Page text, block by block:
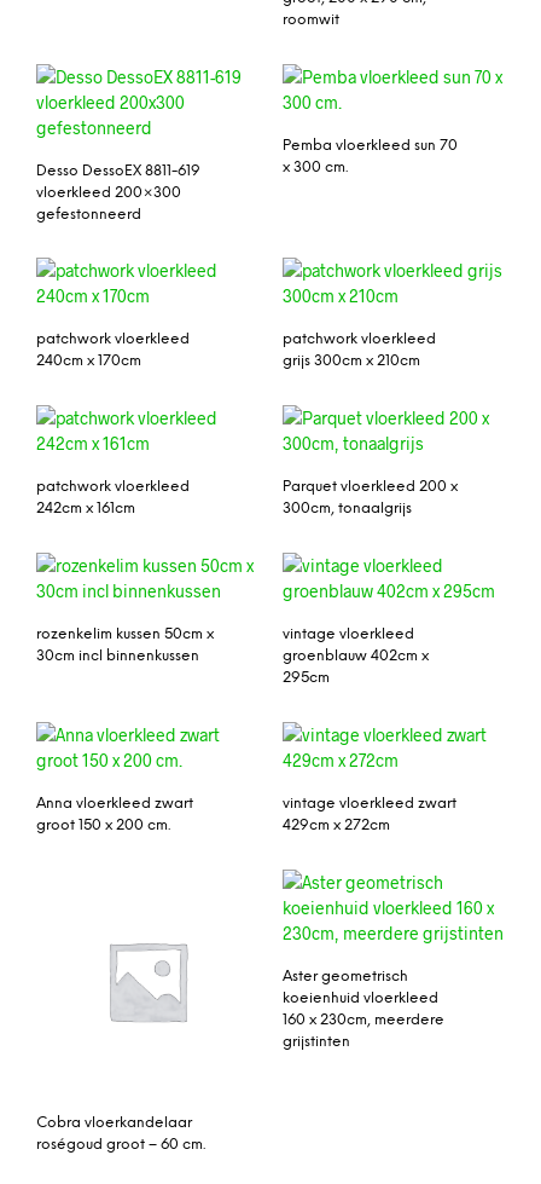
roomwit
Desso DessoEX 8811-619
vloerkleed 200×300
gefestonneerd
Pemba vloerkleed sun 70
x 300 cm.
patchwork vloerkleed
240cm x 170cm
patchwork vloerkleed
grijs 300cm x 210cm
patchwork vloerkleed
242cm x 161cm
Parquet vloerkleed 200 x
300cm, tonaalgrijs
rozenkelim kussen 50cm x
30cm incl binnenkussen
vintage vloerkleed
groenblauw 402cm x
295cm
Anna vloerkleed zwart
groot 150 x 200 cm.
vintage vloerkleed zwart
429cm x 272cm
Cobra vloerkandelaar
roségoud groot – 60 cm.
Aster geometrisch
koeienhuid vloerkleed
160 x 230cm, meerdere
grijstinten